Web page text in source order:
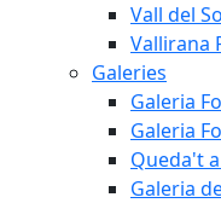
Vall del
Vallirana
Galeries
Galeria
Galeria
Queda't
Galeria